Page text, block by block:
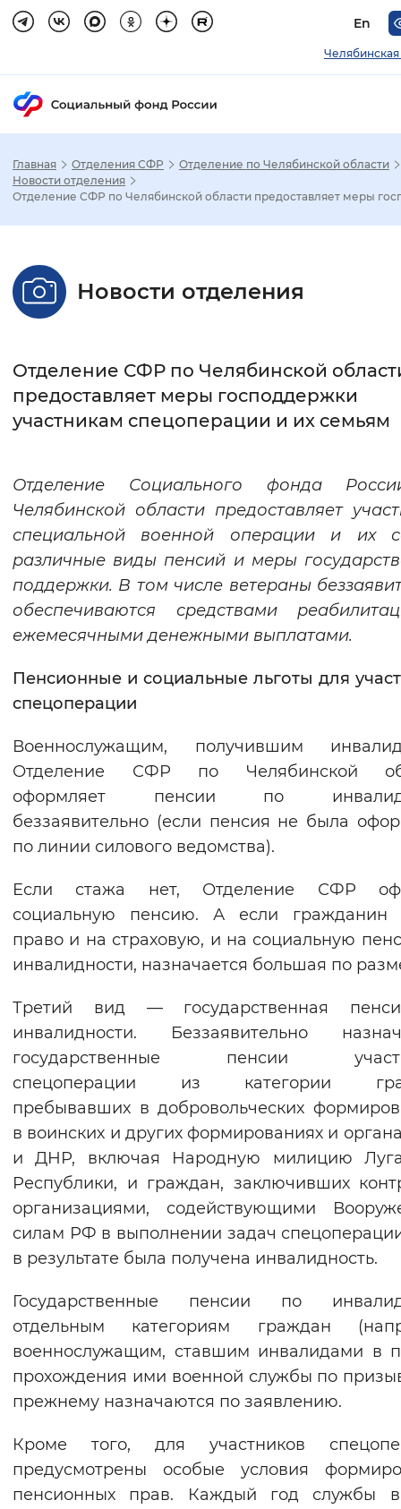
En
Челябинская
Настройка режима отображения
Стандартный Увеличенный
Интервал между буквами
Цвет сайта
Инверсивный
Синий фон
Изображения
Включены Выключены
Воспроизвести Остановить
Вернуть стандартные настройки
Главная Отделения СФР
Отделение по Челябинской области
Новости отделения
Отделение СФР по Челябинской области предоставляет меры
Новости отделения
Отделение СФР по Челябинской
предоставляет меры господдержки
участникам спецоперации и их семьям
Отделение Социального фонда
Челябинской области предоставляет
специальной военной операции и их
различные виды пенсий и меры
поддержки. В том числе ветераны
обеспечиваются средствами
ежемесячными денежными выплатами.
Пенсионные и социальные льготы для
спецоперации
Военнослужащим, получившим
Отделение СФР по Челябинской
оформляет пенсии по
беззаявительно (если пенсия не была
по линии силового ведомства).
Если стажа нет, Отделение СФР
социальную пенсию. А если гражданин
право и на страховую, и на социальную
инвалидности, назначается большая по
Третий вид — государственная
инвалидности. Беззаявительно
государственные пенсии
спецоперации из категории
пребывавших в добровольческих
в воинских и других формированиях и
и ДНР, включая Народную милицию
Республики, и граждан, заключивших
организациями, содействующими
силам РФ в выполнении задач
в результате была получена инвалидность.
Государственные пенсии по
отдельным категориям граждан
военнослужащим, ставшим инвалидами в
прохождения ими военной службы по
прежнему назначаются по заявлению.
Кроме того, для участников
предусмотрены особые условия
пенсионных прав. Каждый год службы